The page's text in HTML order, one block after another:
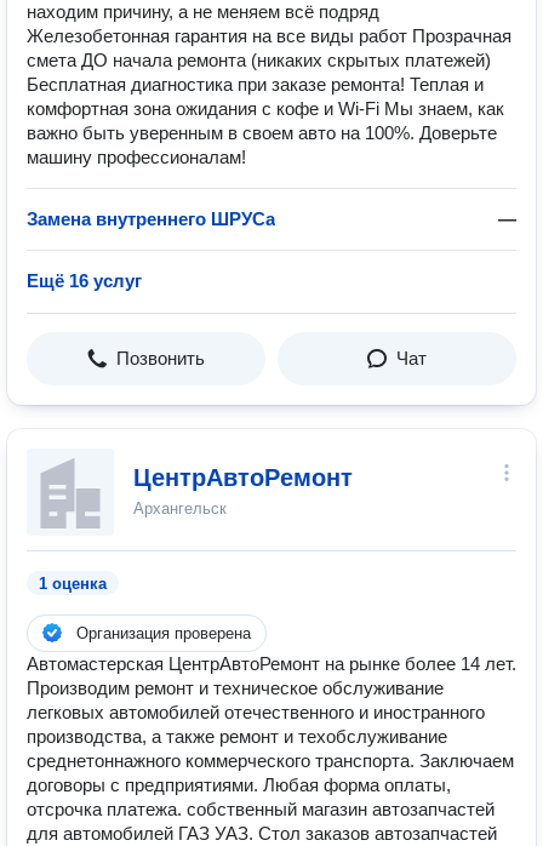
находим причину, а не меняем всё подряд
Железобетонная гарантия на все виды работ Прозрачная
смета ДО начала ремонта (никаких скрытых платежей)
Бесплатная диагностика при заказе ремонта! Теплая и
комфортная зона ожидания с кофе и Wi-Fi Мы знаем, как
важно быть уверенным в своем авто на 100%. Доверьте
машину профессионалам!
Замена внутреннего ШРУСа —
Ещё 16 услуг
Позвонить Чат
ЦентрАвтоРемонт
Архангельск
1 оценка
Организация проверена
Автомастерская ЦентрАвтоРемонт на рынке более 14 лет.
Производим ремонт и техническое обслуживание
легковых автомобилей отечественного и иностранного
производства, а также ремонт и техобслуживание
среднетоннажного коммерческого транспорта. Заключаем
договоры с предприятиями. Любая форма оплаты,
отсрочка платежа. собственный магазин автозапчастей
для автомобилей ГАЗ УАЗ. Стол заказов автозапчастей